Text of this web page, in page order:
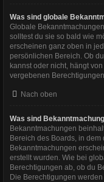
Was sind globale
Globale
solltest du sie so bald wie
erscheinen ganz oben in
persönlichen Bereich. Ob
kannst oder nicht, hängt
vergebenen Berechtigungen
Nach oben
Was sind
Bekanntmachungen
Bereich des Boards, in dem
Bekanntmachungen
erstellt wurden. Wie bei
Berechtigungen ab, ob du
Die Berechtigungen